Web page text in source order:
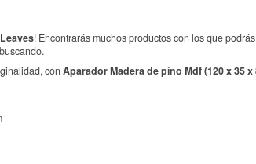
! Encontrarás muchos productos con los que
con Aparador Madera de pino Mdf (120 x 35